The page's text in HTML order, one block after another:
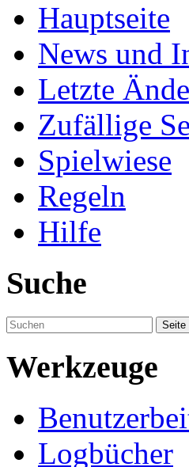
Hauptseite
News und
Letzte
Zufällige
Spielwiese
Regeln
Hilfe
Suche
Werkzeuge
Logbücher